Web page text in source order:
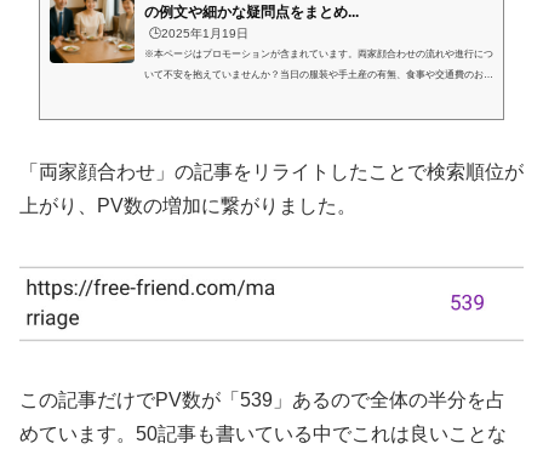
の例文や細かな疑問点をまとめ...
🕒️2025年1月19日
※本ページはプロモーションが含まれています。両家顔合わせの流れや進行につ
いて不安を抱えていませんか？当日の服装や手土産の有無、食事や交通費のお支
載していますので、ぜひ参考にしてください。✓この記事の対象者・両家...
「両家顔合わせ」の記事をリライトしたことで検索順位が
上がり、PV数の増加に繋がりました。
この記事だけでPV数が「539」あるので全体の半分を占
めています。50記事も書いている中でこれは良いことな